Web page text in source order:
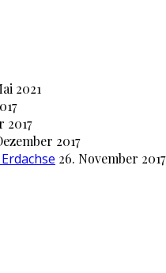
2021
2017
2017
26. November 2017